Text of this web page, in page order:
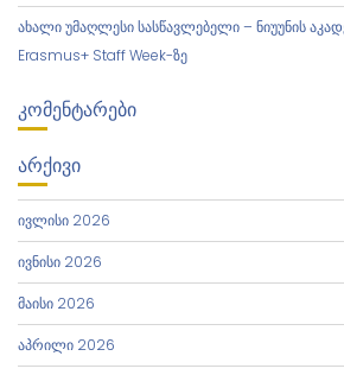
ახალი უმაღლესი სასწავლებელი – ნიუუნის
Erasmus+ Staff Week-ზე
ᲙᲝᲛᲔᲜᲢᲐᲠᲔᲑᲘ
ᲐᲠᲥᲘᲕᲘ
ივლისი 2026
ივნისი 2026
მაისი 2026
აპრილი 2026